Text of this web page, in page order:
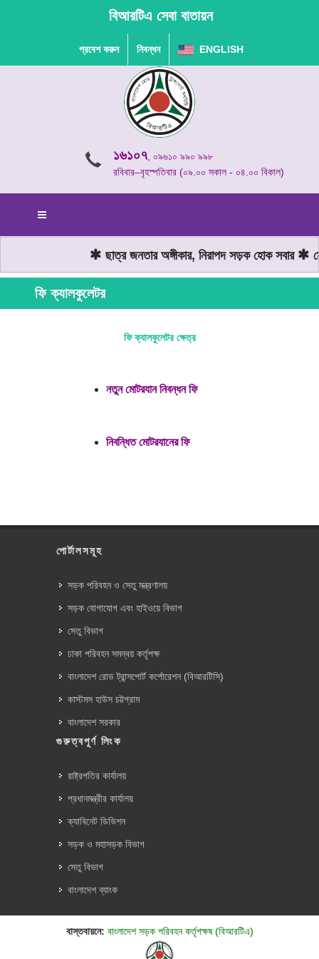
বিআরটিএ সেবা বাতায়ন
প্রবেশ করুন নিবন্ধন ENGLISH
১৬১০৭, ০৯৬১০ ৯৯০ ৯৯৮
রবিবার–বৃহস্পতিবার (০৯.০০ সকাল - ০৪.০০ বিকাল)
ছাত্র জনতার অঙ্গীকার, নিরাপদ সড়ক হোক সবার
ফি ক্যালকুলেটর
ফি ক্যালকুলেটর ক্ষেত্র
নতুন মোটরযান নিবন্ধন ফি
নিবন্ধিত মোটরযানের ফি
পোর্টালসমূহ
সড়ক পরিবহন ও সেতু মন্ত্রণালয়
সড়ক যোগাযোগ এবং হাইওয়ে বিভাগ
সেতু বিভাগ
ঢাকা পরিবহন সমন্বয় কর্তৃপক্ষ
বাংলাদেশ রোড ট্রান্সপোর্ট কর্পোরেশন (বিআরটিসি)
কাস্টমস হাউস চট্টগ্রাম
বাংলাদেশ সরকার
গুরুত্বপূর্ণ লিংক
রাষ্ট্রপতির কার্যালয়
প্রধানমন্ত্রীর কার্যালয়
ক্যাবিনেট ডিভিশন
সড়ক ও মহাসড়ক বিভাগ
সেতু বিভাগ
বাংলাদেশ ব্যাংক
বাস্তবায়নে: বাংলাদেশ সড়ক পরিবহন কর্তৃপক্ষ (বিআরটিএ)